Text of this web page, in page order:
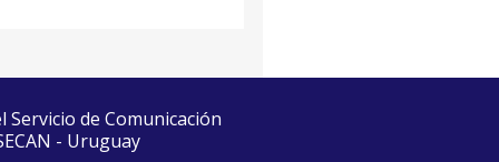
de Comunicación
- Uruguay